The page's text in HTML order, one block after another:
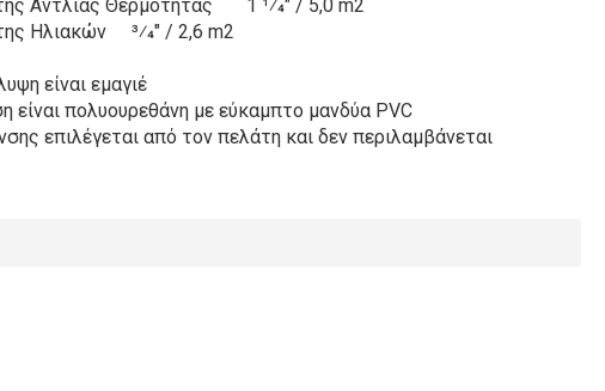
Αντλίας Θερμότητας
1 1⁄4" / 5,0 m2
Ηλιακών
3⁄4" / 2,6 m2
είναι εμαγιέ
είναι πολυουρεθάνη με εύκαμπτο μανδύα PVC
επιλέγεται από τον πελάτη και δεν περιλαμβάνεται